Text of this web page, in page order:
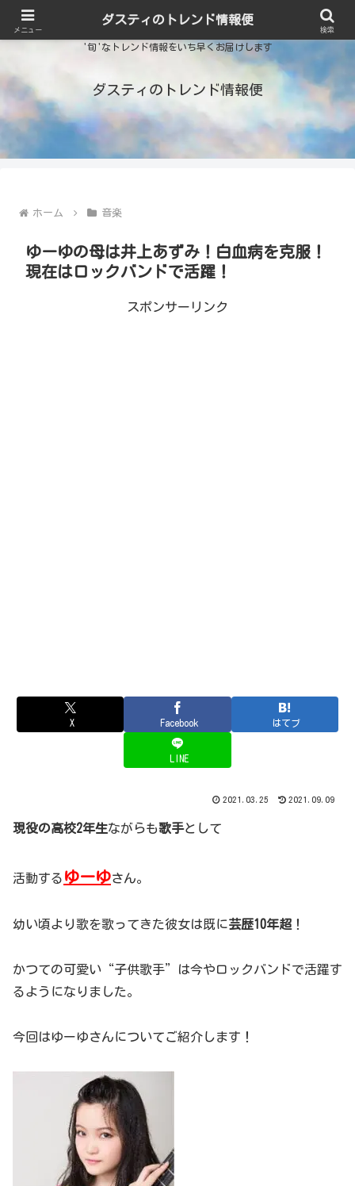
'旬'なトレンド情報をいち早くお届けします
ダスティのトレンド情報便
ホーム 音楽
ゆーゆの母は井上あずみ！白血病を克服！
現在はロックバンドで活躍！
スポンサーリンク
X Facebook はてブ
LINE
2021.03.25 2021.09.09
現役の高校2年生ながらも歌手として
活動する ゆーゆさん。
幼い頃より歌を歌ってきた彼女は既に芸歴10年超 ！
かつての可愛い“子供歌手”は今やロックバンドで活躍す
るようになりました。
今回はゆーゆさんについてご紹介します！
メニュー
ダスティのトレンド情報便
検索